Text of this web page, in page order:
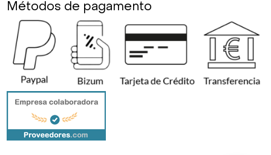
Métodos de pagamento